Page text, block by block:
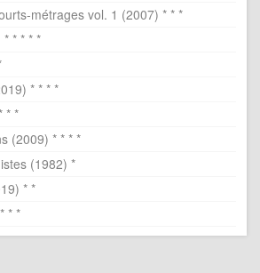
métrages vol. 1 (2007) * * *
* * * *
* * * *
* *
(2009) * * * *
(1982) *
* *
* *